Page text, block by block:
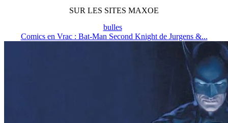
SUR LES SITES MAXOE
bulles
Comics en Vrac : Bat-Man Second Knight de Jurgens &...